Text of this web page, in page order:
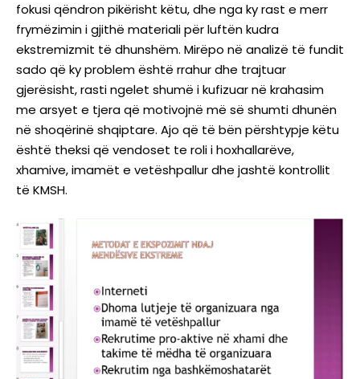
fokusi qëndron pikërisht këtu, dhe nga ky rast e merr
frymëzimin i gjithë materiali për luftën kudra
ekstremizmit të dhunshëm. Mirëpo në analizë të fundit
sado që ky problem është rrahur dhe trajtuar
gjerësisht, rasti ngelet shumë i kufizuar në krahasim
me arsyet e tjera që motivojnë më së shumti dhunën
në shoqërinë shqiptare. Ajo që të bën përshtypje këtu
është theksi që vendoset te roli i hoxhallarëve,
xhamive, imamët e vetëshpallur dhe jashtë kontrollit
të KMSH.